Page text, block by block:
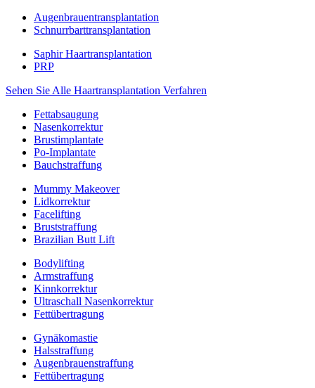
Augenbrauentransplantation
Schnurrbarttransplantation
Saphir Haartransplantation
PRP
Sehen Sie Alle Haartransplantation Verfahren
Fettabsaugung
Nasenkorrektur
Brustimplantate
Po-Implantate
Bauchstraffung
Mummy Makeover
Lidkorrektur
Facelifting
Bruststraffung
Brazilian Butt Lift
Bodylifting
Armstraffung
Kinnkorrektur
Ultraschall Nasenkorrektur
Fettübertragung
Gynäkomastie
Halsstraffung
Augenbrauenstraffung
Fettübertragung